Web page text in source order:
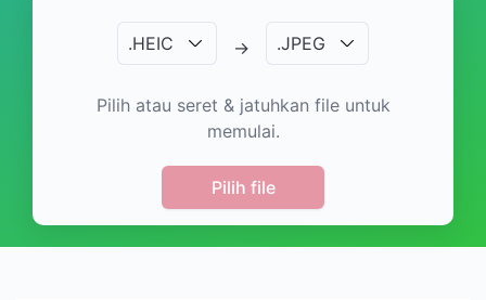
.HEIC → .JPEG
Pilih atau seret & jatuhkan file untuk
memulai.
Pilih file